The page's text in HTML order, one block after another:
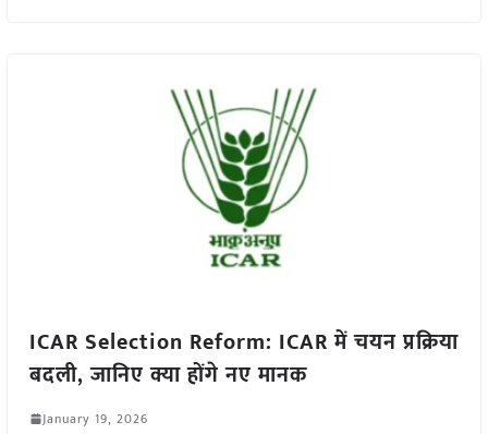
ICAR Selection Reform: ICAR में चयन प्रक्रिया
बदली, जानिए क्या होंगे नए मानक
January 19, 2026